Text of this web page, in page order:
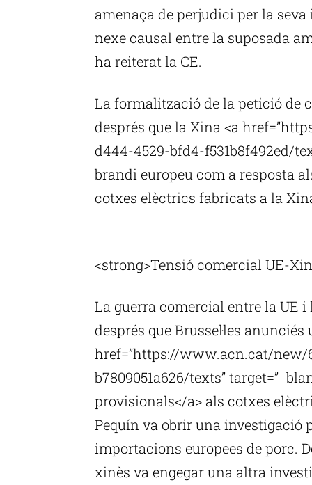
amenaça de perjudici per la
nexe causal entre la suposada
ha reiterat la CE.
La formalització de la petició de
després que la Xina <a
d444-4529-bfd4-f531b8f492ed/
brandi europeu com a resposta
cotxes elèctrics fabricats a la
<strong>Tensió comercial UE-
La guerra comercial entre la UE i
després que Brussel·les anunciés
href=”https://www.acn.cat/new/
b7809051a626/texts”
provisionals</a> als cotxes
Pequín va obrir una investigació
importacions europees de porc.
xinès va engegar una altra